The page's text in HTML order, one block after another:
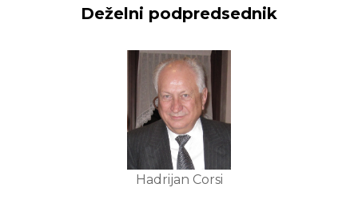
Deželni podpredsednik
Hadrijan Corsi